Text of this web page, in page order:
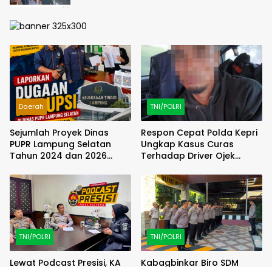
Daerah
Sejumlah Proyek Dinas
PUPR Lampung Selatan
Tahun 2024 dan 2026
KEJATI Lampung
TNI/POLRI
Respon Cepat Polda Kepri
Ungkap Kasus Curas
Terhadap Driver Ojek
Berhasil Diamankan
TNI/POLRI
Lewat Podcast Presisi, KA
TNI/POLRI
Kabagbinkar Biro SDM